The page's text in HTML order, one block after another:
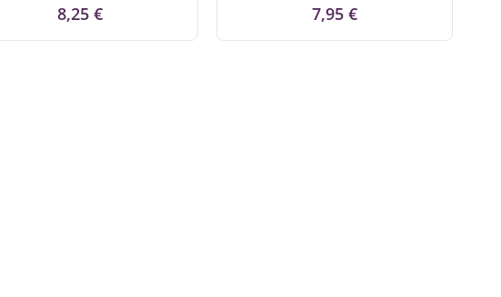
Precio
8,25 € Precio
7,95 €